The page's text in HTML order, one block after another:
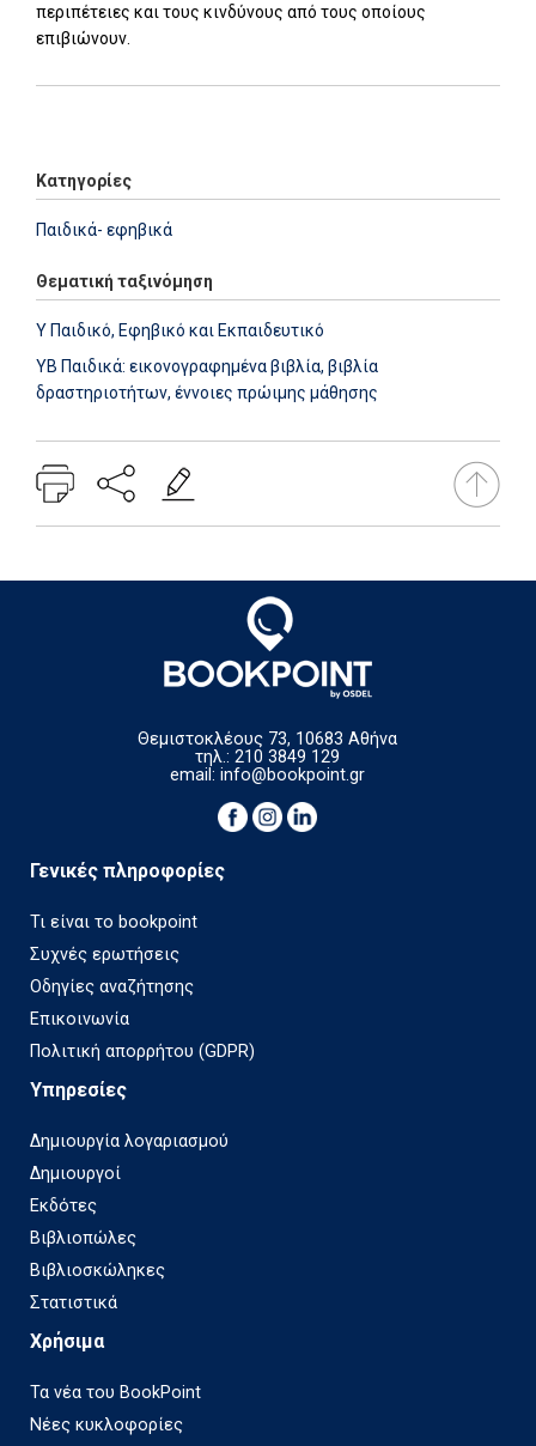
περιπέτειες και τους κινδύνους από τους οποίους
επιβιώνουν.
Κατηγορίες
Παιδικά- εφηβικά
Θεματική ταξινόμηση
Y Παιδικό, Εφηβικό και Εκπαιδευτικό
YB Παιδικά: εικονογραφημένα βιβλία, βιβλία
δραστηριοτήτων, έννοιες πρώιμης μάθησης
Θεμιστοκλέους 73, 10683 Αθήνα
τηλ.: 210 3849 129
email:info@bookpoint.gr
Γενικές πληροφορίες
Τι είναι το bookpoint
Συχνές ερωτήσεις
Οδηγίες αναζήτησης
Επικοινωνία
Πολιτική απορρήτου (GDPR)
Υπηρεσίες
Δημιουργία λογαριασμού
Δημιουργοί
Εκδότες
Βιβλιοπώλες
Βιβλιοσκώληκες
Στατιστικά
Χρήσιμα
Τα νέα του BookPoint
Νέες κυκλοφορίες